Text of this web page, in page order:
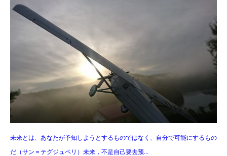
未来とは、あなたが予知しようとするものではなく、自分で可能にするもの
だ（サン＝テグジュペリ）未来，不是自己要去预...